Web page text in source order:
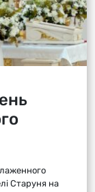
Старуня на